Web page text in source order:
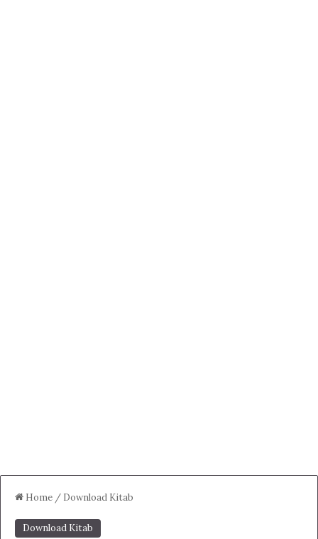
Home / Download Kitab
Download Kitab